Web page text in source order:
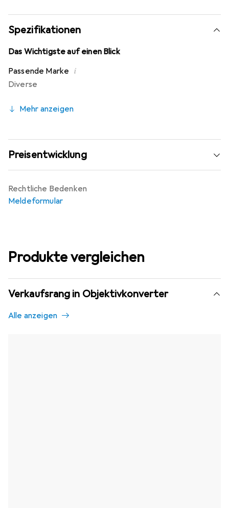
Spezifikationen
Das Wichtigste auf einen Blick
Passende Marke i
Diverse
Mehr anzeigen
Preisentwicklung
Rechtliche Bedenken
Meldeformular
Produkte vergleichen
Verkaufsrang in Objektivkonverter
Alle anzeigen